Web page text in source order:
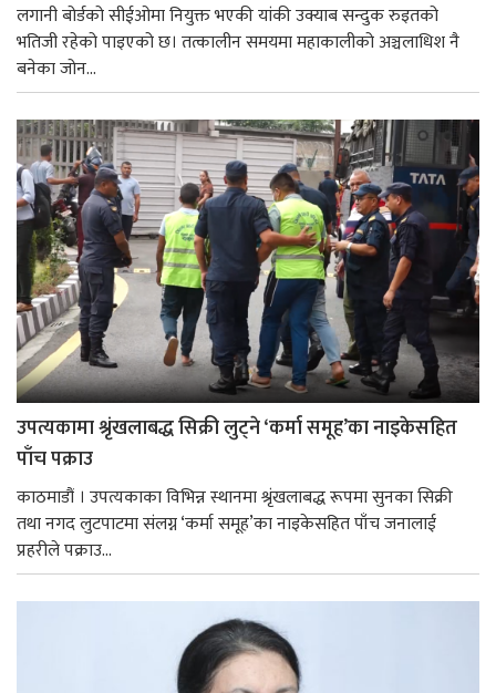
लगानी बोर्डको सीईओमा नियुक्त भएकी यांकी उक्याब सन्दुक रुइतको
भतिजी रहेको पाइएको छ। तत्कालीन समयमा महाकालीको अञ्चलाधिश नै
बनेका जोन...
उपत्यकामा श्रृंखलाबद्ध सिक्री लुट्ने ‘कर्मा समूह’का नाइकेसहित
पाँच पक्राउ
काठमाडौं । उपत्यकाका विभिन्न स्थानमा श्रृंखलाबद्ध रूपमा सुनका सिक्री
तथा नगद लुटपाटमा संलग्न ‘कर्मा समूह’का नाइकेसहित पाँच जनालाई
प्रहरीले पक्राउ...